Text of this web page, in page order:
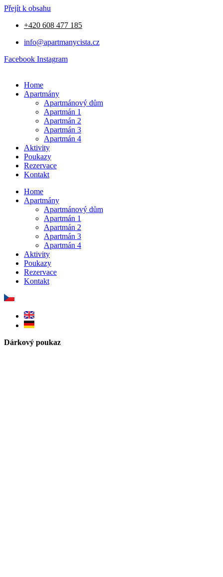
Přejít k obsahu
+420 608 477 185
info@apartmanycista.cz
Facebook Instagram
Home
Apartmány
Apartmánový dům
Apartmán 1
Apartmán 2
Apartmán 3
Apartmán 4
Aktivity
Poukazy
Rezervace
Kontakt
Home
Apartmány
Apartmánový dům
Apartmán 1
Apartmán 2
Apartmán 3
Apartmán 4
Aktivity
Poukazy
Rezervace
Kontakt
Dárkový poukaz